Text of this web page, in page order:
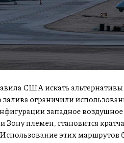
США искать альтернативы
ограничили
западное воздушное
Зону племен, становится
этих маршрутов